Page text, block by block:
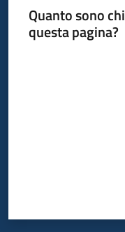
Piattaforme
Quanto sono
questa pagina?